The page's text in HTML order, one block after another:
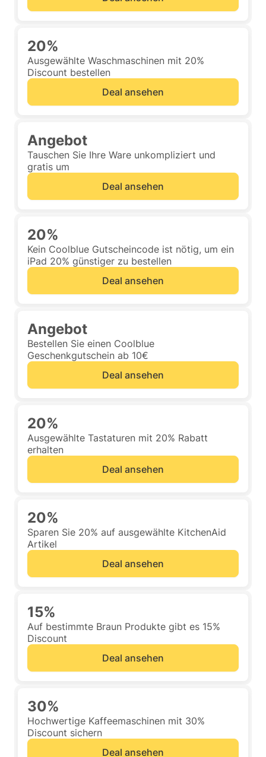
20%
Ausgewählte Waschmaschinen mit 20%
Discount bestellen
Deal ansehen
Angebot
Tauschen Sie Ihre Ware unkompliziert und
gratis um
Deal ansehen
20%
Kein Coolblue Gutscheincode ist nötig, um ein
iPad 20% günstiger zu bestellen
Deal ansehen
Angebot
Bestellen Sie einen Coolblue
Geschenkgutschein ab 10€
Deal ansehen
20%
Ausgewählte Tastaturen mit 20% Rabatt
erhalten
Deal ansehen
20%
Sparen Sie 20% auf ausgewählte KitchenAid
Artikel
Deal ansehen
15%
Auf bestimmte Braun Produkte gibt es 15%
Discount
Deal ansehen
30%
Hochwertige Kaffeemaschinen mit 30%
Discount sichern
Deal ansehen